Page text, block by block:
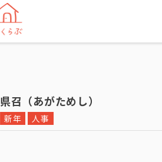
県召（あがためし）
新年 人事